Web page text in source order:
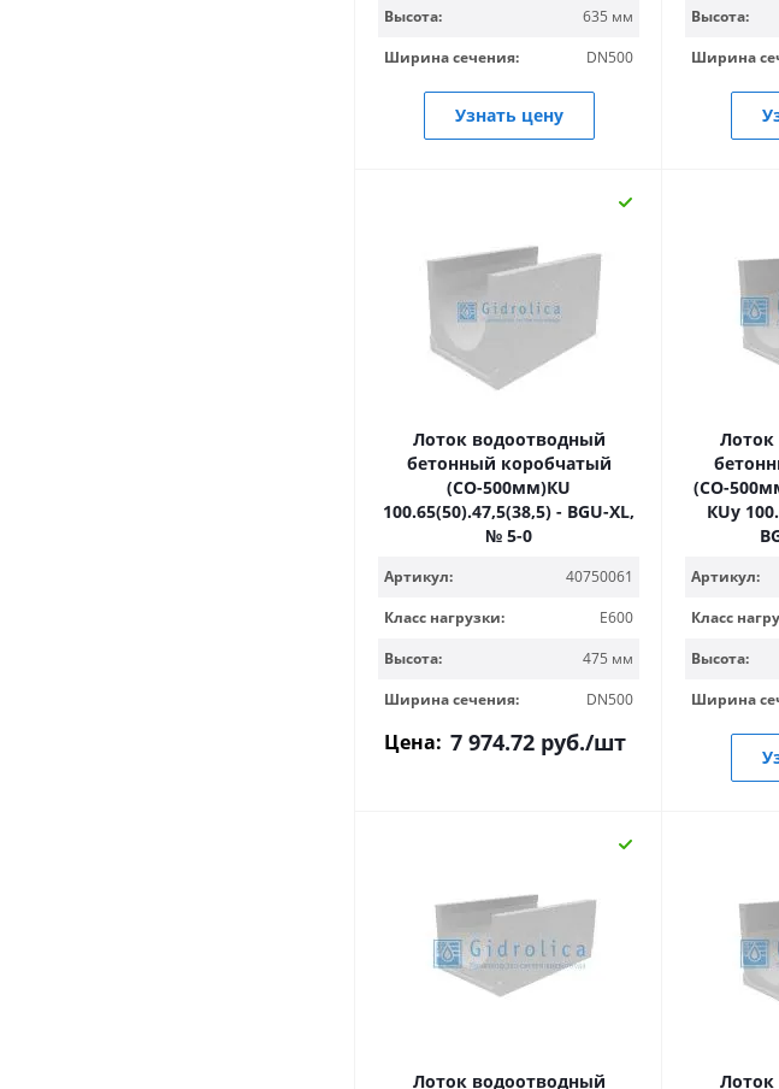
Высота:
635 мм
Ширина сечения:
DN500
Узнать цену
Высота:
Ширина
Лоток водоотводный
бетонный коробчатый
(СО-500мм)КU
100.65(50).47,5(38,5) - BGU-XL,
№ 5-0
Артикул:
40750061
Класс нагрузки:
E600
Высота:
475 мм
Ширина сечения:
DN500
Цена: 7 974.72руб./шт
(СО-
КUу
Артикул:
Класс
Высота:
Ширина
Лоток водоотводный